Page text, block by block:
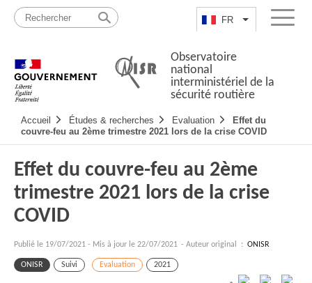
Passer
contenu
FR Lister lesMenu
Observatoire
national
interministériel de la
sécurité routière
principale
Accueil Études & recherches Evaluation
Effet du
couvre-feu au 2ème trimestre 2021 lors de la crise COVID
Effet du couvre-feu au 2ème
trimestre 2021 lors de la crise
COVID
Publié le 19/07/2021 - Mis à jour le 22/07/2021 - Auteur original : ONISR
ONISR Suivi Evaluation 2021